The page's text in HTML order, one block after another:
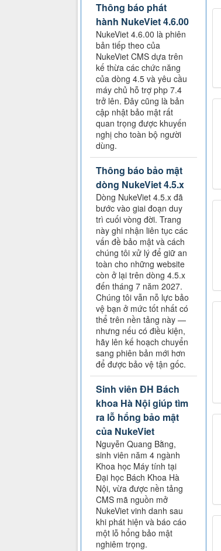
Thông báo phát
hành NukeViet 4.6.00
NukeViet 4.6.00 là phiên
bản tiếp theo của
NukeViet CMS dựa trên
kế thừa các chức năng
của dòng 4.5 và yêu cầu
máy chủ hỗ trợ php 7.4
trở lên. Đây cũng là bản
cập nhật bảo mật rất
quan trọng được khuyến
nghị cho toàn bộ người
dùng.
Thông báo bảo mật
dòng NukeViet 4.5.x
Dòng NukeViet 4.5.x đã
bước vào giai đoạn duy
trì cuối vòng đời. Trang
này ghi nhận liên tục các
vấn đề bảo mật và cách
chúng tôi xử lý để giữ an
toàn cho những website
còn ở lại trên dòng 4.5.x
đến tháng 7 năm 2027.
Chúng tôi vẫn nỗ lực bảo
vệ bạn ở mức tốt nhất có
thể trên nền tảng này —
nhưng nếu có điều kiện,
hãy lên kế hoạch chuyển
sang phiên bản mới hơn
để được bảo vệ tận gốc.
Sinh viên ĐH Bách
khoa Hà Nội giúp tìm
ra lỗ hổng bảo mật
của NukeViet
Nguyễn Quang Bằng,
sinh viên năm 4 ngành
Khoa học Máy tính tại
Đại học Bách Khoa Hà
Nội, vừa được nền tảng
CMS mã nguồn mở
NukeViet vinh danh sau
khi phát hiện và báo cáo
một lỗ hổng bảo mật
nghiêm trọng.